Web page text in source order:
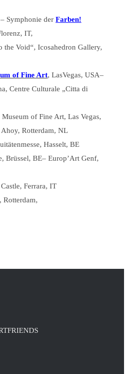
Symphonie der Farben!
IT,
the Void“, Icosahedron Gallery,
of Fine Art, LasVegas, USA–
Centre Culturale „Citta di
of Fine Art, Las Vegas,
Rotterdam, NL
Hasselt, BE
Brüssel, BE– Europ’Art Genf,
Ferrara, IT
Rotterdam,